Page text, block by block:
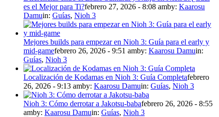
es el Mejor para Ti?febrero 27, 2026 - 8:08 amby: Kaarosu
Damuin: Guías, Nioh 3
Mejores builds para empezar en Nioh 3: Guía para el early y
mid-gamefebrero 26, 2026 - 9:51 amby: Kaarosu Damuin:
Guías, Nioh 3
Localización de Kodamas en Nioh 3: Guía Completafebrero
26, 2026 - 9:13 amby: Kaarosu Damuin: Guías, Nioh 3
Nioh 3: Cómo derrotar a Jakotsu-babafebrero 26, 2026 - 8:55
amby: Kaarosu Damuin: Guías, Nioh 3